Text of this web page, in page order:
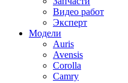
Видео работ
Эксперт
Модели
Auris
Avensis
Corolla
Camry